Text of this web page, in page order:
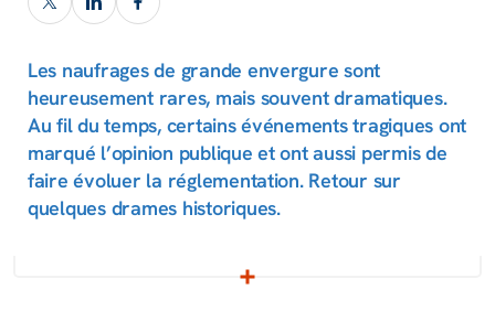
Les naufrages de grande envergure sont
heureusement rares, mais souvent dramatiques.
Au fil du temps, certains événements tragiques ont
marqué l’opinion publique et ont aussi permis de
faire évoluer la réglementation. Retour sur
quelques drames historiques.